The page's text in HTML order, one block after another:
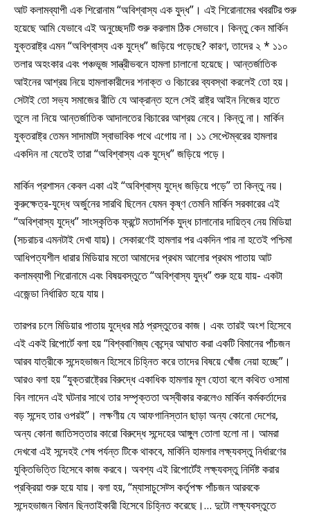
আট কলামব্যাপী এক শিরোনাম “অবিশ্বাস্য এক যুদ্ধ”। এই শিরোনামের খবরটির শুরু
হয়েছে আমি যেভাবে এই অনুচ্ছেদটি শুরু করলাম ঠিক সেভাবে। কিন্তু কেন মার্কিন
যুক্তরাষ্ট্র এমন “অবিশ্বাস্য এক যুদ্ধে” জড়িয়ে পড়েছে? কারণ, তাদের ২ * ১১০
তলার অহংকার এবং পঞ্চভূজ সান্ত্রীভবনে হামলা চালানো হয়েছে। আন্তর্জাতিক
আইনের আশ্রয় নিয়ে হামলাকারীদের শনাক্ত ও বিচারের ব্যবস্থা করলেই তো হয়।
সেটাই তো সভ্য সমাজের রীতি যে আক্রান্ত হলে সেই রাষ্ট্র আইন নিজের হাতে
তুলে না নিয়ে আন্তর্জাতিক আদালতের বিচারের আশ্রয় নেবে। কিন্তু না। মার্কিন
যুক্তরাষ্ট্র তেমন সাদামাটা স্বাভাবিক পথে এগোয় না। ১১ সেপ্টেম্বরের হামলার
একদিন না যেতেই তারা “অবিশ্বাস্য এক যুদ্ধে” জড়িয়ে পড়ে।
মার্কিন প্রশাসন কেবল একা এই “অবিশ্বাস্য যুদ্ধে জড়িয়ে পড়ে” তা কিন্তু নয়।
কুরুক্ষেত্র-যুদ্ধে অর্জুনের সারথি ছিলেন যেমন কৃষ্ণ তেমনি মার্কিন সরকারের এই
“অবিশ্বাস্য যুদ্ধে” সাংস্কৃতিক ফ্রন্টে মতাদর্শিক যুদ্ধ চালানোর দায়িত্ব নেয় মিডিয়া
(সচরাচর এমনটাই দেখা যায়)। সেকারণেই হামলার পর একদিন পার না হতেই পশ্চিমা
আধিপত্যশীল ধারার মিডিয়ার মতো আমাদের প্রথম আলোর প্রথম পাতায় আট
কলামব্যাপী শিরোনামে এবং বিষয়বস্তুতে “অবিশ্বাস্য যুদ্ধ” শুরু হয়ে যায়- একটা
এজেন্ডা নির্ধারিত হয়ে যায়।
তারপর চলে মিডিয়ার পাতায় যুদ্ধের মাঠ প্রস্তুতের কাজ। এবং তারই অংশ হিসেবে
এই একই রিপোর্টে বলা হয় “বিশ্ববাণিজ্য কেন্দ্রে আঘাত করা একটি বিমানের পাঁচজন
আরব যাত্রীকে সন্দেহভাজন হিসেবে চিহ্নিত করে তাদের বিষয়ে খোঁজ নেয়া হচ্ছে”।
আরও বলা হয় “যুক্তরাষ্ট্রের বিরুদ্ধে একাধিক হামলার মূল হোতা বলে কথিত ওসামা
বিন লাদেন এই ঘটনার সাথে তার সম্পৃক্ততা অস্বীকার করলেও মার্কিন কর্মকর্তাদের
বড় সন্দেহ তার ওপরই”। লক্ষণীয় যে আফগানিস্তান ছাড়া অন্য কোনো দেশের,
অন্য কোনা জাতিসত্তার কারো বিরুদ্ধে সন্দেহের আঙ্গুল তোলা হলো না। আমরা
দেখবো এই সন্দেহই শেষ পর্যন্ত টিকে থাকবে, মার্কিনি হামলার লক্ষ্যবস্তু নির্ধারণের
যুক্তিভিত্তি হিসেবে কাজ করবে। অবশ্য এই রিপোর্টেই লক্ষ্যবস্তু নির্দিষ্ট করার
প্রক্রিয়া শুরু হয়ে যায়। বলা হয়, “ম্যাসাচুসেট্স কর্তৃপক্ষ পাঁচজন আরবকে
সন্দেহভাজন বিমান ছিনতাইকারী হিসেবে চিহ্নিত করেছে।… দুটো লক্ষ্যবস্তুতে